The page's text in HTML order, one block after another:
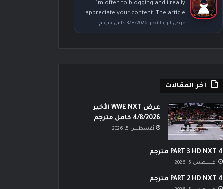
I’m often to blogging and i really
appreciate your content. The article...
عرض الرو الاخير 3/8/2026 كامل مترجم
أخر المقالات
عرض WWE NXT الأخير
4/8/2026 كامل مترجم
أغسطس 5, 2026
PART 3 HD NXT 4 مترجم
أغسطس 5, 2026
PART 2 HD NXT 4 مترجم